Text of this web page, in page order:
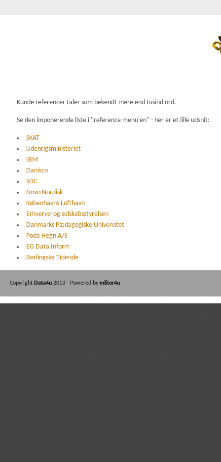
Kunde referencer taler som bekendt mere end tusind ord.
Se den imponerende liste i "reference menu'en" - her er et lille udsnit:
SKAT
Udenrigsministeriet
IBM
Danisco
SDC
Novo Nordisk
Københavns Lufthavn
Erhvervs- og selskabsstyrelsen
Danmarks Pædagogiske Universitet
Poda Hegn A/S
EG Data Inform
Berlingske Tidende
Copyright Data4u 2013 - Powered by editor4u